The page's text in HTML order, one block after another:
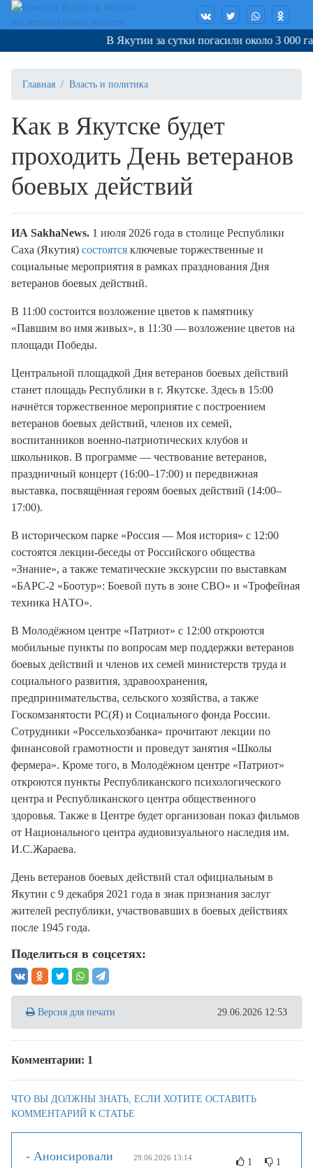
В Якутии за сутки погасили около 3 000 га
Главная Власть и политика
Как в Якутске будет
проходить День ветеранов
боевых действий
ИA SakhaNews. 1 июля 2026 года в столице Республики
Саха (Якутия) состоятся ключевые торжественные и
социальные мероприятия в рамках празднования Дня
ветеранов боевых действий.
В 11:00 состоится возложение цветов к памятнику
«Павшим во имя живых», в 11:30 — возложение цветов на
площади Победы.
Центральной площадкой Дня ветеранов боевых действий
станет площадь Республики в г. Якутске. Здесь в 15:00
начнётся торжественное мероприятие с построением
ветеранов боевых действий, членов их семей,
воспитанников военно-патриотических клубов и
школьников. В программе — чествование ветеранов,
праздничный концерт (16:00–17:00) и передвижная
выставка, посвящённая героям боевых действий (14:00–
17:00).
В историческом парке «Россия — Моя история» с 12:00
состоятся лекции-беседы от Российского общества
«Знание», а также тематические экскурсии по выставкам
«БАРС-2 «Боотур»: Боевой путь в зоне СВО» и «Трофейная
техника НАТО».
В Молодёжном центре «Патриот» с 12:00 откроются
мобильные пункты по вопросам мер поддержки ветеранов
боевых действий и членов их семей министерств труда и
социального развития, здравоохранения,
предпринимательства, сельского хозяйства, а также
Госкомзанятости РС(Я) и Социального фонда России.
Сотрудники «Россельхозбанка» прочитают лекции по
финансовой грамотности и проведут занятия «Школы
фермера». Кроме того, в Молодёжном центре «Патриот»
откроются пункты Республиканского психологического
центра и Республиканского центра общественного
здоровья. Также в Центре будет организован показ фильмов
от Национального центра аудиовизуального наследия им.
И.С.Жараева.
День ветеранов боевых действий стал официальным в
Якутии с 9 декабря 2021 года в знак признания заслуг
жителей республики, участвовавших в боевых действиях
после 1945 года.
Поделиться в соцсетях:
Версия для печати 29.06.2026 12:53
Комментарии: 1
ЧТО ВЫ ДОЛЖНЫ ЗНАТЬ, ЕСЛИ ХОТИТЕ ОСТАВИТЬ
КОММЕНТАРИЙ К СТАТЬЕ
- Анонсировали 29.06.2026 13:14 1 1